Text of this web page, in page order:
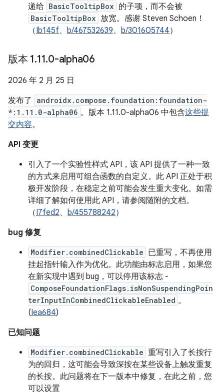
递给 BasicTooltipBox 的子项，而不会被
BasicTooltipBox 放宽。感谢 Steven Schoen！
（Ib145f、 b/467532639、 b/301605744）
版本 1.11.0-alpha06
2026 年 2 月 25 日
发布了
androidx.compose.foundation:foundation-
*:1.11.0-alpha06 。版本 1.11.0-alpha06 中包含这些提
交内容。
API 变更
引入了一个实验性样式 API，该 API 提供了一种一致
的方式来启用可组合函数的自定义。此 API 正处于积
极开发阶段，在稳定之前可能会发生重大变化。如需
详细了解如何使用此 API，请参阅随附的文档。
（I7fed2、 b/455788242）
bug 修复
Modifier.combinedClickable 已重写，不再使用
挂起指针输入作为优化。此功能由标志启用，如果您
在新实现中遇到 bug，可以停用该标志 -
ComposeFoundationFlags.isNonSuspendingPoin
terInputInCombinedClickableEnabled 。
(Iea684)
已知问题
Modifier.combinedClickable 重写引入了长按行
为的回归，这可能会导致深按在某些设备上触发重复
的长按。此问题将在下一版本中修复，在此之前，您
可以设置